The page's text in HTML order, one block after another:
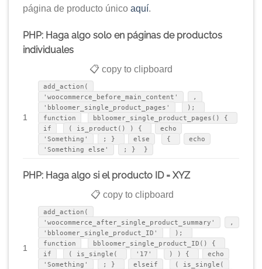
página de producto único aquí.
PHP: Haga algo solo en páginas de productos
individuales
📋 copy to clipboard
1
add_action(
'woocommerce_before_main_content'
,
'bbloomer_single_product_pages'
);
function
bbloomer_single_product_pages() {
if
( is_product() ) {
echo
'Something'
; } else {
echo
'Something else'
; } }
PHP: Haga algo si el producto ID = XYZ
📋 copy to clipboard
1
add_action(
'woocommerce_after_single_product_summary'
,
'bbloomer_single_product_ID'
);
function
bbloomer_single_product_ID() {
if
( is_single( '17' ) ) {
echo
'Something'
; } elseif
( is_single(